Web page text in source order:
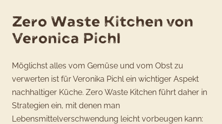
Zero Waste Kitchen von
Veronica Pichl
Möglichst alles vom Gemüse und vom Obst zu
verwerten ist für Veronika Pichl ein wichtiger Aspekt
nachhaltiger Küche. Zero Waste Kitchen führt daher in
Strategien ein, mit denen man
Lebensmittelverschwendung leicht vorbeugen kann: